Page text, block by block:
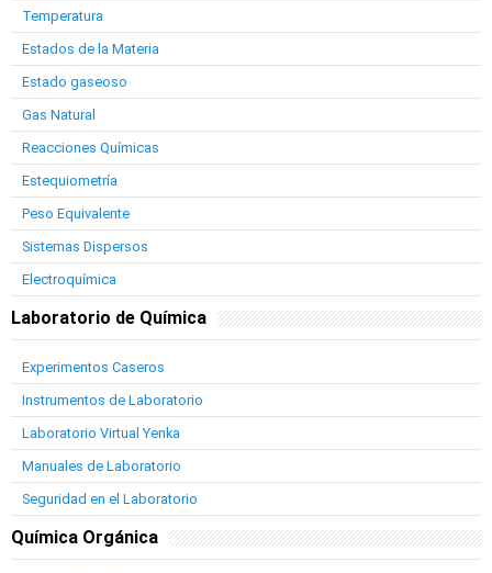
Temperatura
Estados de la Materia
Estado gaseoso
Gas Natural
Reacciones Químicas
Estequiometría
Peso Equivalente
Sistemas Dispersos
Electroquímica
Laboratorio de Química
Experimentos Caseros
Instrumentos de Laboratorio
Laboratorio Virtual Yenka
Manuales de Laboratorio
Seguridad en el Laboratorio
Química Orgánica